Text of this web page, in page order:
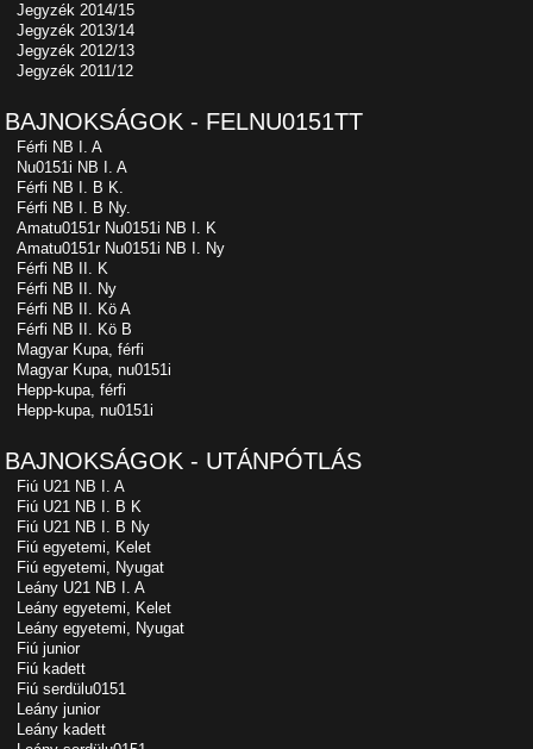
Jegyzék 2014/15
Jegyzék 2013/14
Jegyzék 2012/13
Jegyzék 2011/12
BAJNOKSÁGOK - FELNU0151TT
Férfi NB I. A
Nu0151i NB I. A
Férfi NB I. B K.
Férfi NB I. B Ny.
Amatu0151r Nu0151i NB I. K
Amatu0151r Nu0151i NB I. Ny
Férfi NB II. K
Férfi NB II. Ny
Férfi NB II. Kö A
Férfi NB II. Kö B
Magyar Kupa, férfi
Magyar Kupa, nu0151i
Hepp-kupa, férfi
Hepp-kupa, nu0151i
BAJNOKSÁGOK - UTÁNPÓTLÁS
Fiú U21 NB I. A
Fiú U21 NB I. B K
Fiú U21 NB I. B Ny
Fiú egyetemi, Kelet
Fiú egyetemi, Nyugat
Leány U21 NB I. A
Leány egyetemi, Kelet
Leány egyetemi, Nyugat
Fiú junior
Fiú kadett
Fiú serdülu0151
Leány junior
Leány kadett